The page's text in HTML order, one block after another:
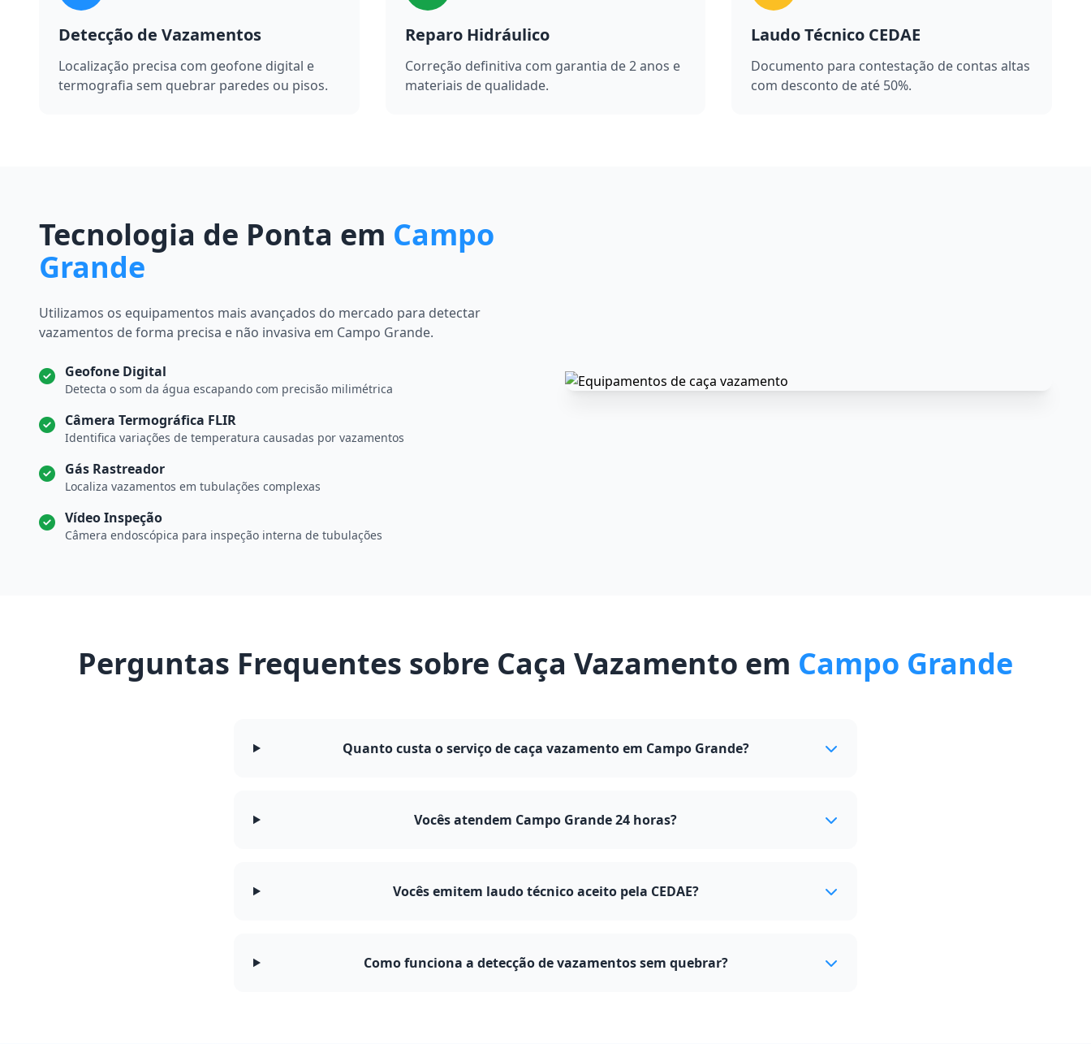
Detecção de Vazamentos
Localização precisa com geofone digital e
termografia sem quebrar paredes ou pisos.
Reparo Hidráulico
Correção definitiva com garantia de 2 anos e
materiais de qualidade.
Laudo Técnico CEDAE
Documento para contestação de contas altas
com desconto de até 50%.
Tecnologia de Ponta em Campo
Grande
Utilizamos os equipamentos mais avançados do mercado para detectar
vazamentos de forma precisa e não invasiva em Campo Grande.
Geofone Digital
Detecta o som da água escapando com precisão milimétrica
Câmera Termográfica FLIR
Identifica variações de temperatura causadas por vazamentos
Gás Rastreador
Localiza vazamentos em tubulações complexas
Vídeo Inspeção
Câmera endoscópica para inspeção interna de tubulações
Perguntas Frequentes sobre Caça Vazamento em Campo Grande
Quanto custa o serviço de caça vazamento em Campo Grande?
Vocês atendem Campo Grande 24 horas?
Vocês emitem laudo técnico aceito pela CEDAE?
Como funciona a detecção de vazamentos sem quebrar?